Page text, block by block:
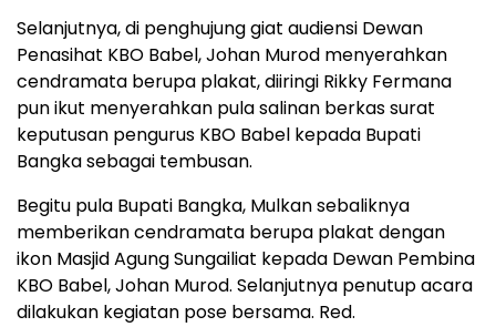
Selanjutnya, di penghujung giat audiensi Dewan
Penasihat KBO Babel, Johan Murod menyerahkan
cendramata berupa plakat, diiringi Rikky Fermana
pun ikut menyerahkan pula salinan berkas surat
keputusan pengurus KBO Babel kepada Bupati
Bangka sebagai tembusan.
Begitu pula Bupati Bangka, Mulkan sebaliknya
memberikan cendramata berupa plakat dengan
ikon Masjid Agung Sungailiat kepada Dewan Pembina
KBO Babel, Johan Murod. Selanjutnya penutup acara
dilakukan kegiatan pose bersama. Red.